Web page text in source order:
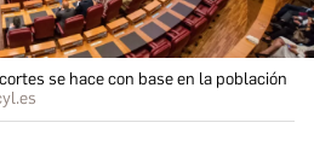
se hace con base en la población